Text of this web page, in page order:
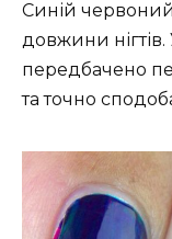
Синій
довжини
передбачено
та точно